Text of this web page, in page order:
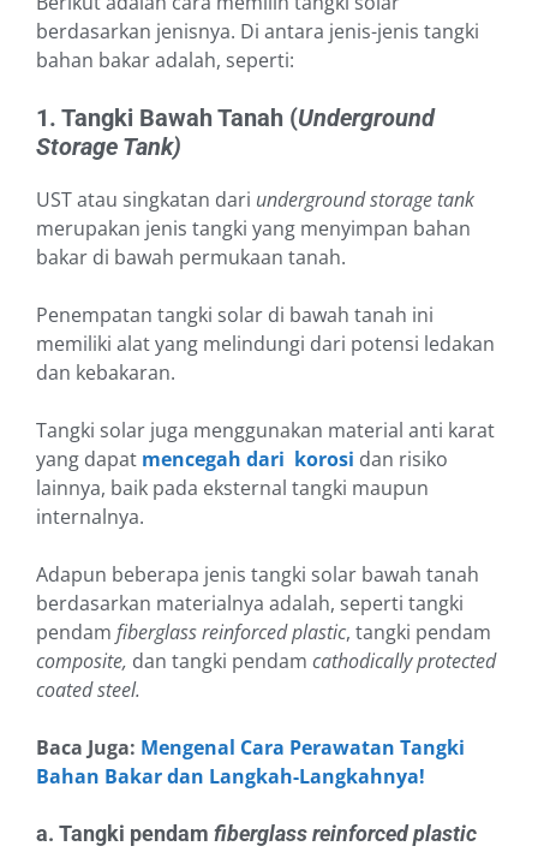
berdasarkan jenisnya. Di antara jenis-jenis tangki
bahan bakar adalah, seperti:
1. Tangki Bawah Tanah (Underground
Storage Tank)
UST atau singkatan dari underground storage tank
merupakan jenis tangki yang menyimpan bahan
bakar di bawah permukaan tanah.
Penempatan tangki solar di bawah tanah ini
memiliki alat yang melindungi dari potensi ledakan
dan kebakaran.
Tangki solar juga menggunakan material anti karat
yang dapat mencegah dari korosi dan risiko
lainnya, baik pada eksternal tangki maupun
internalnya.
Adapun beberapa jenis tangki solar bawah tanah
berdasarkan materialnya adalah, seperti tangki
pendam fiberglass reinforced plastic, tangki pendam
composite, dan tangki pendam cathodically protected
coated steel.
Baca Juga: Mengenal Cara Perawatan Tangki
Bahan Bakar dan Langkah-Langkahnya!
a. Tangki pendam fiberglass reinforced plastic